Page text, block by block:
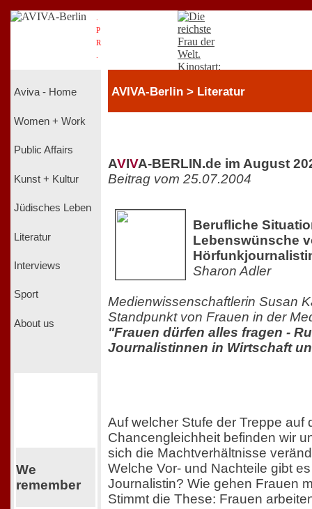
P
R
Aviva - Home
Women + Work
Public Affairs
Kunst + Kultur
Jüdisches Leben
Literatur
Interviews
Sport
About us
We
remember
AVIVA-Berlin > Literatur
AVIVA-BERLIN.de im August
Beitrag vom 25.07.2004
Berufliche
Lebenswünsche
Sharon Adler
Medienwissenschaftlerin Susan
Standpunkt von Frauen in der
"Frauen dürfen alles fragen -
Journalistinnen in Wirtschaft
Auf welcher Stufe der Treppe auf
Chancengleichheit befinden wir
sich die Machtverhältnisse
Welche Vor- und Nachteile gibt
Journalistin? Wie gehen Frauen
Stimmt die These: Frauen